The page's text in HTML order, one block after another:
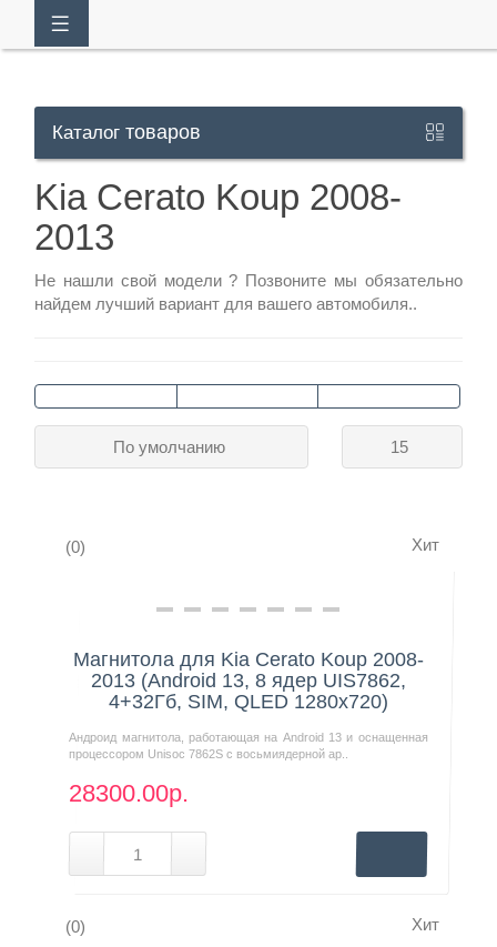
113-
Контакты
Каталог товаров
Kia Cerato Koup 2008-
2013
Не нашли свой модели ? Позвоните мы обязательно
найдем лучший вариант для вашего автомобиля..
15
По умолчанию
(0) Хит
Нашли дешевле?
Магнитола для Kia Cerato Koup 2008-
2013 (Android 13, 8 ядер UIS7862,
4+32Гб, SIM, QLED 1280x720)
Андроид магнитола, работающая на Android 13 и оснащенная
процессором Unisoc 7862S с восьмиядерной ар..
28300.00р.
(0) Хит